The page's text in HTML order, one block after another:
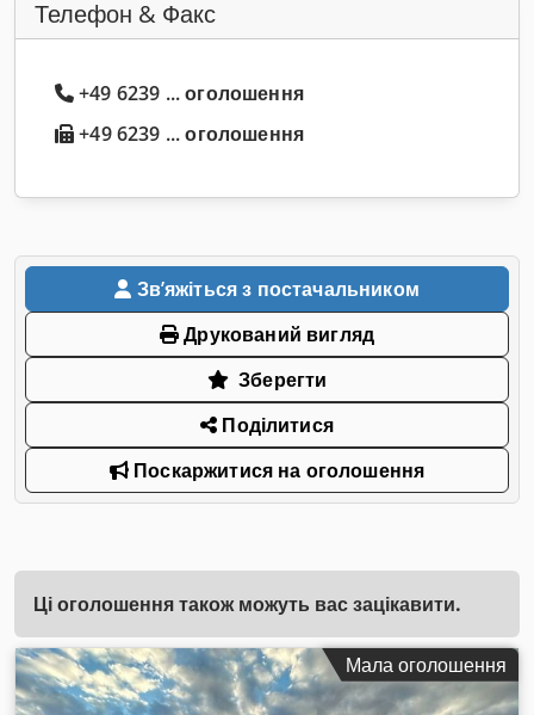
Телефон & Факс
+49 6239 ... оголошення
+49 6239 ... оголошення
Звʼяжіться з постачальником
Друкований вигляд
Зберегти
Поділитися
Поскаржитися на оголошення
Ці оголошення також можуть вас зацікавити.
Мала оголошення